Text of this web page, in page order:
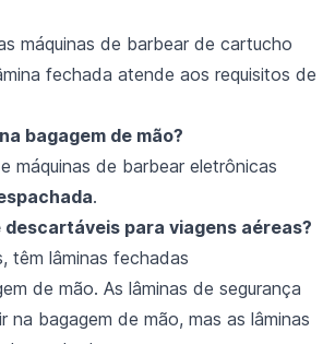
máquinas de barbear de cartucho
fechada atende aos requisitos de
bagagem de mão?
máquinas de barbear eletrônicas
.
para viagens aéreas?
têm lâminas fechadas
de mão. As lâminas de segurança
bagagem de mão, mas as lâminas